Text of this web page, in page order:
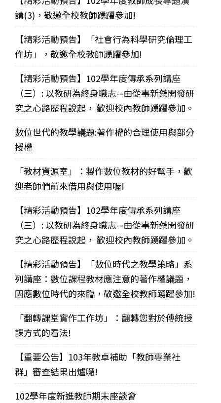
講(3)，敬邀全校教師踴躍參加!
【精彩活動預告】「社會行為科學研究倫理工
作坊」，敬邀全校教師踴躍參加!
【精彩活動預告】102學年度傳承系列講座
（三）: 以教研為終身職志--由從事新藥開發研
究之心路歷程說起， 歡迎校內教師踴躍參加。
數位世代的教學議題:著作權的合理使用與部分
授權
「教材資源室」：製作數位教材的好幫手，歡
迎老師們前來借用與使用喔!
【精彩活動預告】102學年度傳承系列講座
（三）: 以教研為終身職志--由從事新藥開發研
究之心路歷程說起， 歡迎校內教師踴躍參加。
【精彩活動預告】「數位時代之教學策略」系
列講座：數位課程教材應注意的著作權議題，
因應數位時代的來臨，敬邀全校教師踴躍參加!
「翻轉課堂實作工作坊」：翻轉您對於傳統授
課方式的看法!
【重要公告】103年教卓補助「教師專業社
群」審查結果出爐囉!
102學年度新進教師期末座談會